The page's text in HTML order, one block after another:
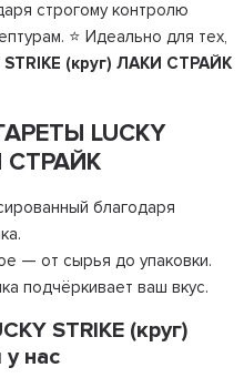
строгому контролю
⭐ Идеально для тех,
(круг) ЛАКИ СТРАЙК
LUCKY
СТРАЙК
благодаря
— от сырья до упаковки.
подчёркивает ваш вкус.
STRIKE (круг)
нас